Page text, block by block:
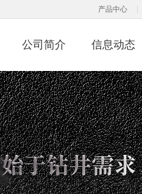
产品中心
公司简介 信息动态